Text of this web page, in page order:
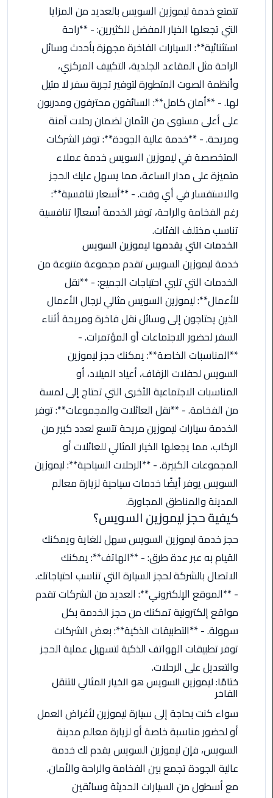
العرب
ليموزين
مطار
العرب
سارات
مرسيدس
ليموزين
اسكندرية
ليموزين
الساحل
الشمالي
ليموزين
العين
السخنة
ليموزين
الشيخ
ليموزين
مرسى
مطروح
ليموزين
مطار
سفنكس
خدمة
ليموزين
الغردقة
ليموزين
دهب
القاهرة
والعكس
تتمتع خدمة ليموزين السويس بالعديد من المزايا
التي تجعلها الخيار المفضل للكثيرين: - **راحة
استثنائية**: السيارات الفاخرة مجهزة بأحدث وسائل
الراحة مثل المقاعد الجلدية، التكييف المركزي،
وأنظمة الصوت المتطورة لتوفير تجربة سفر لا مثيل
لها. - **أمان كامل**: السائقون محترفون ومدربون
على أعلى مستوى من الأمان لضمان رحلات آمنة
ومريحة. - **خدمة عالية الجودة**: توفر الشركات
المتخصصة في ليموزين السويس خدمة عملاء
متميزة على مدار الساعة، مما يسهل عليك الحجز
والاستفسار في أي وقت. - **أسعار تنافسية**:
رغم الفخامة والراحة، توفر الخدمة أسعارًا تنافسية
تناسب مختلف الفئات.
الخدمات التي يقدمها ليموزين السويس
خدمة ليموزين السويس تقدم مجموعة متنوعة من
الخدمات التي تلبي احتياجات الجميع: - **نقل
للأعمال**: ليموزين السويس مثالي لرجال الأعمال
الذين يحتاجون إلى وسائل نقل فاخرة ومريحة أثناء
السفر لحضور الاجتماعات أو المؤتمرات. -
**المناسبات الخاصة**: يمكنك حجز ليموزين
السويس لحفلات الزفاف، أعياد الميلاد، أو
المناسبات الاجتماعية الأخرى التي تحتاج إلى لمسة
من الفخامة. - **نقل العائلات والمجموعات**: توفر
الخدمة سيارات ليموزين مريحة تتسع لعدد كبير من
الركاب، مما يجعلها الخيار المثالي للعائلات أو
المجموعات الكبيرة. - **الرحلات السياحية**: ليموزين
السويس يوفر أيضًا خدمات سياحية لزيارة معالم
المدينة والمناطق المجاورة.
كيفية حجز ليموزين السويس؟
حجز خدمة ليموزين السويس سهل للغاية ويمكنك
القيام به عبر عدة طرق: - **الهاتف**: يمكنك
الاتصال بالشركة لحجز السيارة التي تناسب احتياجاتك.
- **الموقع الإلكتروني**: العديد من الشركات تقدم
مواقع إلكترونية تمكنك من حجز الخدمة بكل
سهولة. - **التطبيقات الذكية**: بعض الشركات
توفر تطبيقات الهواتف الذكية لتسهيل عملية الحجز
والتعديل على الرحلات.
ختامًا: ليموزين السويس هو الخيار المثالي للتنقل
الفاخر
سواء كنت بحاجة إلى سيارة ليموزين لأغراض العمل
أو لحضور مناسبة خاصة أو لزيارة معالم مدينة
السويس، فإن ليموزين السويس يقدم لك خدمة
عالية الجودة تجمع بين الفخامة والراحة والأمان.
مع أسطول من السيارات الحديثة وسائقين